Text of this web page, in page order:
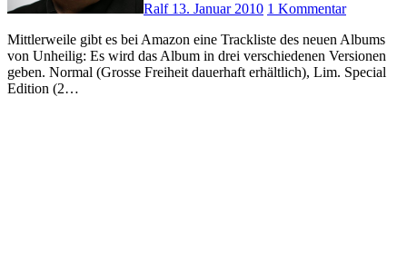
Ralf 13. Januar 2010 1 Kommentar
Mittlerweile gibt es bei Amazon eine Trackliste des neuen Albums
von Unheilig: Es wird das Album in drei verschiedenen Versionen
geben. Normal (Grosse Freiheit dauerhaft erhältlich), Lim. Special
Edition (2…